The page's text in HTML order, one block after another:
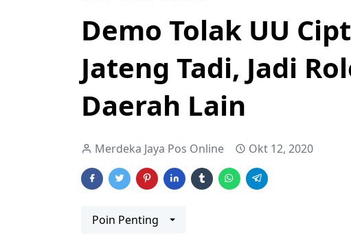
Demo Tolak UU
Jateng Tadi, Jadi
Daerah Lain
Merdeka Jaya Pos Online Okt 12, 2020
Poin Penting